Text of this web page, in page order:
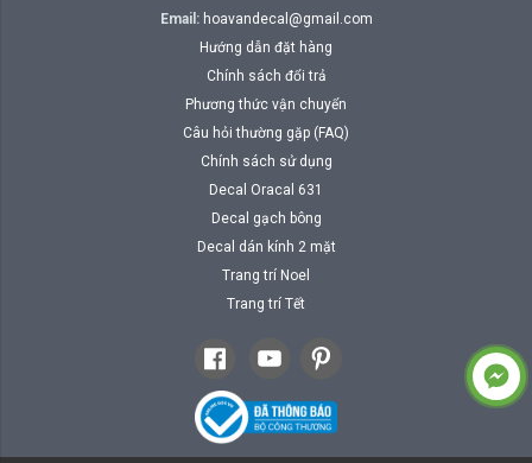
Email: hoavandecal@gmail.com
Hướng dẫn đặt hàng
Chính sách đổi trả
Phương thức vận chuyển
Câu hỏi thường gặp (FAQ)
Chính sách sử dụng
Decal Oracal 631
Decal gạch bông
Decal dán kính 2 mặt
Trang trí Noel
Trang trí Tết